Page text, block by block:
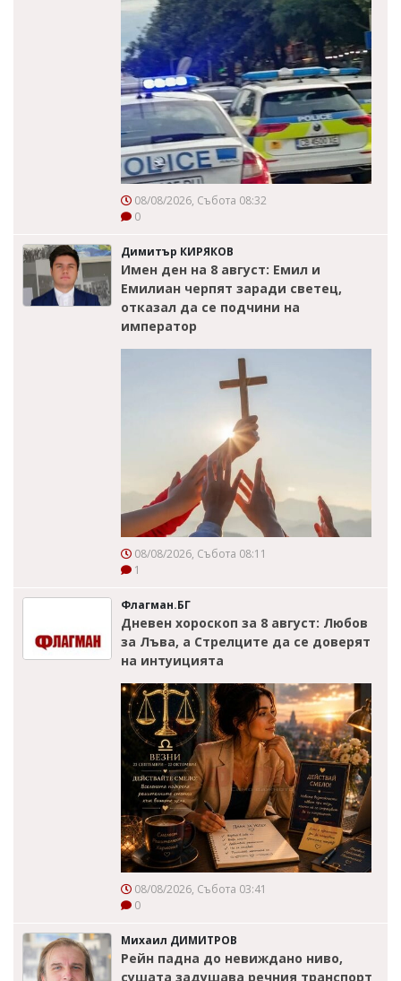
08/08/2026, Събота 08:32
0
Димитър КИРЯКОВ
Имен ден на 8 август: Емил и
Емилиан черпят заради светец,
отказал да се подчини на
император
08/08/2026, Събота 08:11
1
Флагман.БГ
Дневен хороскоп за 8 август: Любов
за Лъва, а Стрелците да се доверят
на интуицията
08/08/2026, Събота 03:41
0
Михаил ДИМИТРОВ
Рейн падна до невиждано ниво,
сушата задушава речния транспорт